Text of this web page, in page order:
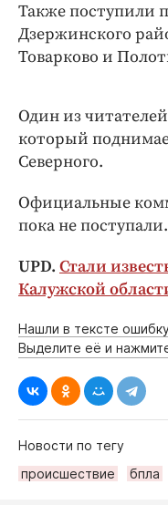
Также поступили
Дзержинского
Товарково и
Один из
который
Северного.
Официальные
пока не поступали.
UPD. Стали
Калужской
Нашли в тексте
Выделите её и
Новости по тегу
происшествие
бпла